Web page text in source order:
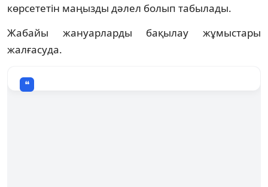
көрсететін маңызды дәлел болып табылады.
Жабайы жануарларды бақылау жұмыстары
жалғасуда.